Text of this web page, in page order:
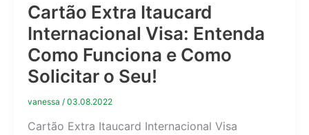
Cartão Extra Itaucard
Internacional Visa: Entenda
Como Funciona e Como
Solicitar o Seu!
vanessa / 03.08.2022
Cartão Extra Itaucard Internacional Visa